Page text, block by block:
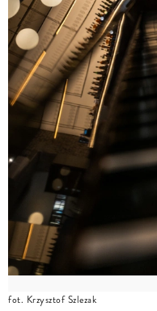
fot. Krzysztof Szlezak